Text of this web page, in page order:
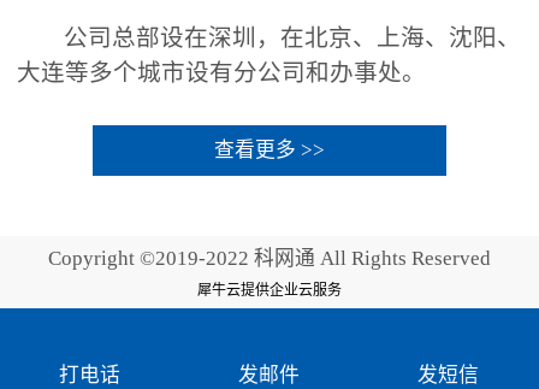
公司总部设在深圳，在北京、上海、沈阳、
大连等多个城市设有分公司和办事处。
查看更多 >>
Copyright ©2019-2022 科网通 All Rights Reserved
犀牛云提供企业云服务
打电话 发邮件 发短信